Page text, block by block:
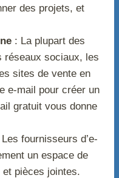
des projets, et
: La plupart des
réseaux sociaux, les
sites de vente en
e-mail pour créer un
gratuit vous donne
Les fournisseurs d’e-
un espace de
pièces jointes.